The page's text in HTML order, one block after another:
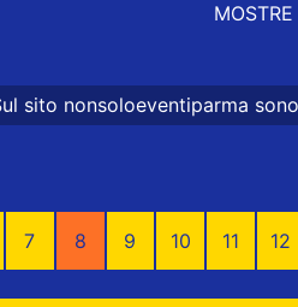
sono presenti messaggi
7 8 9 10 11 12